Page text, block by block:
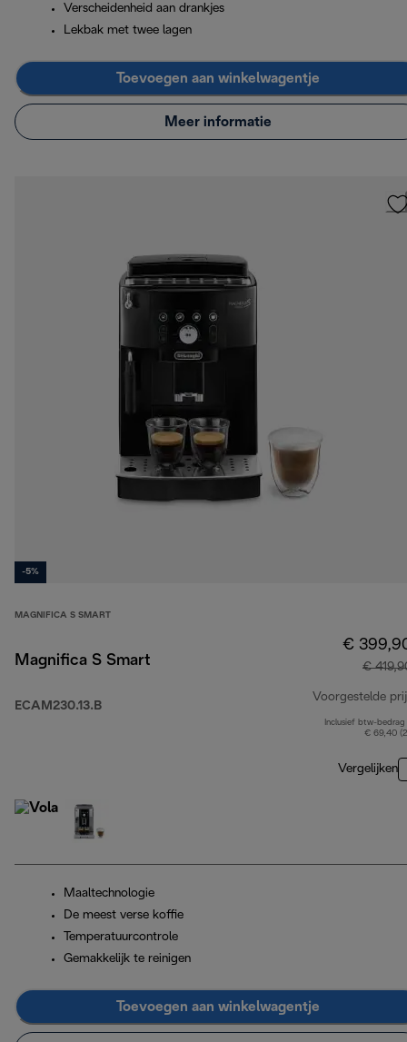
Verscheidenheid aan drankjes
Lekbak met twee lagen
Toevoegen aan winkelwagentje
Meer informatie
-5%
MAGNIFICA S SMART
Magnifica S Smart
ECAM230.13.B
€
€
Voorgestelde
Inclusief btw-bedrag
€ 69,40
Vergelijken
Maaltechnologie
De meest verse koffie
Temperatuurcontrole
Gemakkelijk te reinigen
Toevoegen aan winkelwagentje